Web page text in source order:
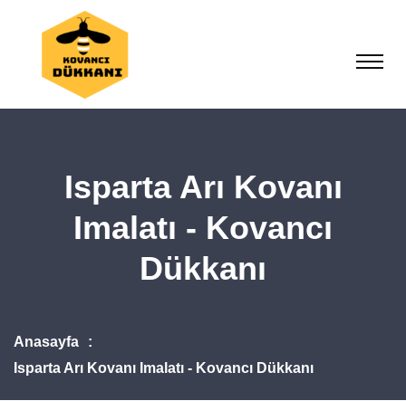
Isparta Arı Kovanı
Imalatı - Kovancı
Dükkanı
Anasayfa
Isparta Arı Kovanı Imalatı - Kovancı Dükkanı